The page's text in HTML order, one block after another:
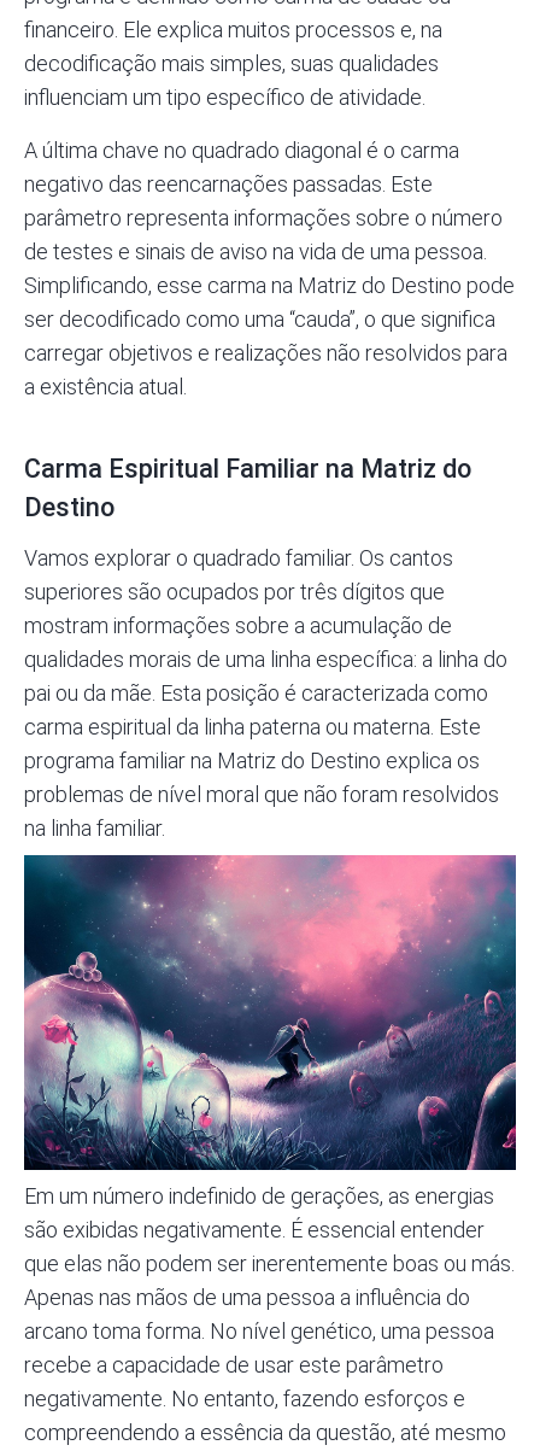
financeiro. Ele explica muitos processos e, na
decodificação mais simples, suas qualidades
influenciam um tipo específico de atividade.
A última chave no quadrado diagonal é o carma
negativo das reencarnações passadas. Este
parâmetro representa informações sobre o número
de testes e sinais de aviso na vida de uma pessoa.
Simplificando, esse carma na Matriz do Destino pode
ser decodificado como uma “cauda”, o que significa
carregar objetivos e realizações não resolvidos para
a existência atual.
Carma Espiritual Familiar na Matriz do
Destino
Vamos explorar o quadrado familiar. Os cantos
superiores são ocupados por três dígitos que
mostram informações sobre a acumulação de
qualidades morais de uma linha específica: a linha do
pai ou da mãe. Esta posição é caracterizada como
carma espiritual da linha paterna ou materna. Este
programa familiar na Matriz do Destino explica os
problemas de nível moral que não foram resolvidos
na linha familiar.
Em um número indefinido de gerações, as energias
são exibidas negativamente. É essencial entender
que elas não podem ser inerentemente boas ou más.
Apenas nas mãos de uma pessoa a influência do
arcano toma forma. No nível genético, uma pessoa
recebe a capacidade de usar este parâmetro
negativamente. No entanto, fazendo esforços e
compreendendo a essência da questão, até mesmo